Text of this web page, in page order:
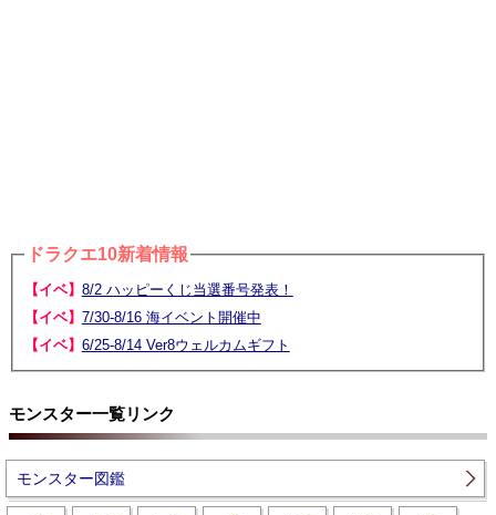
ドラクエ10新着情報
【イベ】 8/2 ハッピーくじ当選番号発表！
【イベ】 7/30-8/16 海イベント開催中
【イベ】 6/25-8/14 Ver8ウェルカムギフト
モンスター一覧リンク
モンスター図鑑